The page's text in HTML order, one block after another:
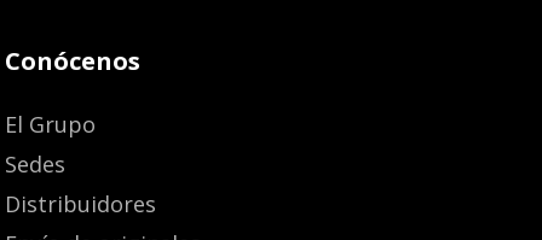
Conócenos
El Grupo
Sedes
Distribuidores